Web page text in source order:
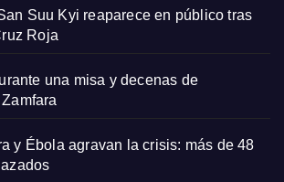
Suu Kyi reaparece en público tras
Roja
una misa y decenas de
y Ébola agravan la crisis: más de 48